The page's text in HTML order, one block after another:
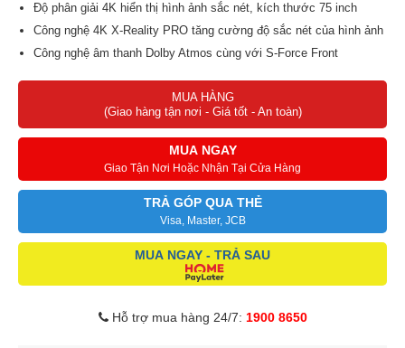
Độ phân giải 4K hiển thị hình ảnh sắc nét, kích thước 75 inch
Công nghệ 4K X-Reality PRO tăng cường độ sắc nét của hình ảnh
Công nghệ âm thanh Dolby Atmos cùng với S-Force Front
Màn hình Full Array LED tái tạo độ tương phản ở các vùng sáng
Hệ điều hành Google TV có giao diện dễ nhìn, dễ dàng thao tác
Chiếu hình từ điện thoại lên tivi bằng AirPlay 2 và Chromecast
MUA HÀNG
(Giao hàng tận nơi - Giá tốt - An toàn)
MUA NGAY
Giao Tận Nơi Hoặc Nhận Tại Cửa Hàng
TRẢ GÓP QUA THẺ
Visa, Master, JCB
MUA NGAY - TRẢ SAU
Hỗ trợ mua hàng 24/7: 1900 8650